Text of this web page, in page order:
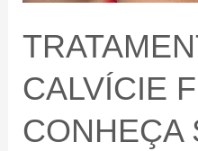
CALVÍCIE
CONHEÇA